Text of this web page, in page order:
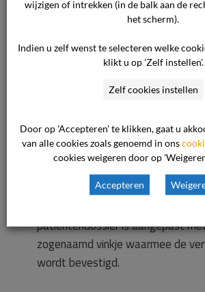
pijnklachten niet anders zijn
cliënt reeds voor de val
ongegrond te verklaren en de
Ter zitting heeft het ziekenhuis
inmiddels het protocol is
dergelijke knieblessures altijd na
patiëntendossier is aangepast
zogenaamd vinkje waarmee de
wordt bevestigd.
wijzigen of intrekken (in de balk aan de
het scherm).
Indien u zelf wenst te selecteren welke
klikt u op 'Zelf instellen'.
Zelf cookies instellen
Door op 'Accepteren' te klikken, gaat u
van alle cookies zoals genoemd in ons
cookies weigeren door op
Accepteren